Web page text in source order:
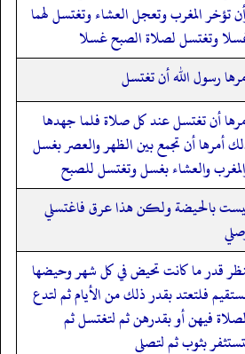
تؤخر المغرب وتعجل العشاء وتغتسل لهما
وتغتسل لصلاة الصبح غسلا
رسول الله أن تغتسل
أن تغتسل عند كل صلاة فلما جهدها
أمرها أن تجمع بين الظهر والعصر بغسل
والعشاء بغسل وتغتسل للصبح
بالحيضة ولكن هذا عرق فاغتسلي
قدر ما كانت تحيض في كل شهر وحيضها
فلتعتد بقدر ذلك من الأيام ثم لتدع
فيهن أو بقدرهن ثم لتغتسل ثم
بثوب ثم لتصلي